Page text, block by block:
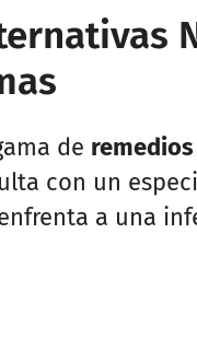
de
con un
a una